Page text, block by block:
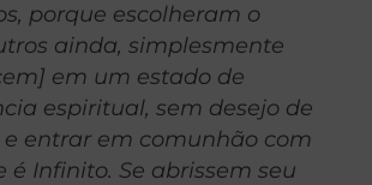
porque escolheram o
ainda, simplesmente
em um estado de
espiritual, sem desejo de
e entrar em comunhão com
é Infinito. Se abrissem seu